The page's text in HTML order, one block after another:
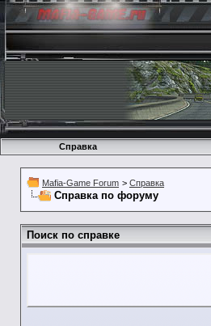
Справка
Mafia-Game Forum > Справка
Справка по форуму
Поиск по справке